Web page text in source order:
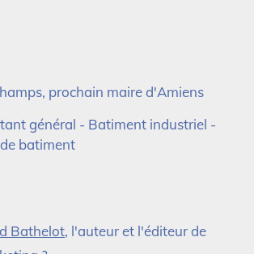
prochain maire d'Amiens
général - Batiment industriel -
batiment
Bathelot, l'auteur et l'éditeur de